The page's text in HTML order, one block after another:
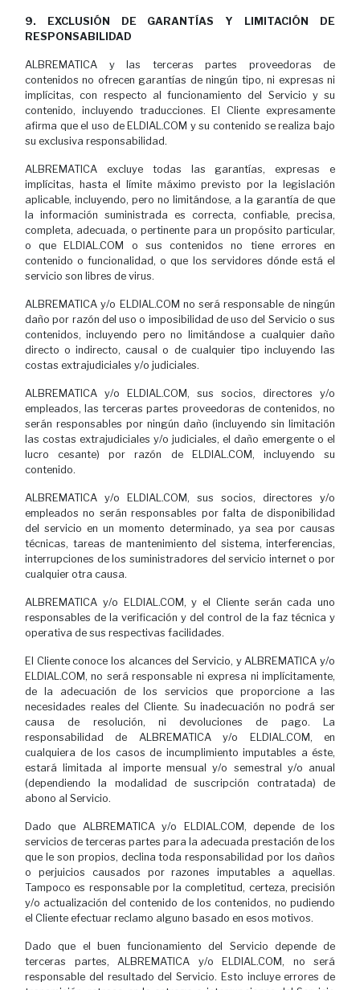
9. EXCLUSIÓN DE GARANTÍAS Y LIMITACIÓN DE
RESPONSABILIDAD
ALBREMATICA y las terceras partes proveedoras de
contenidos no ofrecen garantías de ningún tipo, ni expresas ni
implícitas, con respecto al funcionamiento del Servicio y su
contenido, incluyendo traducciones. El Cliente expresamente
afirma que el uso de ELDIAL.COM y su contenido se realiza bajo
su exclusiva responsabilidad.
ALBREMATICA excluye todas las garantías, expresas e
implícitas, hasta el límite máximo previsto por la legislación
aplicable, incluyendo, pero no limitándose, a la garantía de que
la información suministrada es correcta, confiable, precisa,
completa, adecuada, o pertinente para un propósito particular,
o que ELDIAL.COM o sus contenidos no tiene errores en
contenido o funcionalidad, o que los servidores dónde está el
servicio son libres de virus.
ALBREMATICA y/o ELDIAL.COM no será responsable de ningún
daño por razón del uso o imposibilidad de uso del Servicio o sus
contenidos, incluyendo pero no limitándose a cualquier daño
directo o indirecto, causal o de cualquier tipo incluyendo las
costas extrajudiciales y/o judiciales.
ALBREMATICA y/o ELDIAL.COM, sus socios, directores y/o
empleados, las terceras partes proveedoras de contenidos, no
serán responsables por ningún daño (incluyendo sin limitación
las costas extrajudiciales y/o judiciales, el daño emergente o el
lucro cesante) por razón de ELDIAL.COM, incluyendo su
contenido.
ALBREMATICA y/o ELDIAL.COM, sus socios, directores y/o
empleados no serán responsables por falta de disponibilidad
del servicio en un momento determinado, ya sea por causas
técnicas, tareas de mantenimiento del sistema, interferencias,
interrupciones de los suministradores del servicio internet o por
cualquier otra causa.
ALBREMATICA y/o ELDIAL.COM, y el Cliente serán cada uno
responsables de la verificación y del control de la faz técnica y
operativa de sus respectivas facilidades.
El Cliente conoce los alcances del Servicio, y ALBREMATICA y/o
ELDIAL.COM, no será responsable ni expresa ni implícitamente,
de la adecuación de los servicios que proporcione a las
necesidades reales del Cliente. Su inadecuación no podrá ser
causa de resolución, ni devoluciones de pago. La
responsabilidad de ALBREMATICA y/o ELDIAL.COM, en
cualquiera de los casos de incumplimiento imputables a éste,
estará limitada al importe mensual y/o semestral y/o anual
(dependiendo la modalidad de suscripción contratada) de
abono al Servicio.
Dado que ALBREMATICA y/o ELDIAL.COM, depende de los
servicios de terceras partes para la adecuada prestación de los
que le son propios, declina toda responsabilidad por los daños
o perjuicios causados por razones imputables a aquellas.
Tampoco es responsable por la completitud, certeza, precisión
y/o actualización del contenido de los contenidos, no pudiendo
el Cliente efectuar reclamo alguno basado en esos motivos.
Dado que el buen funcionamiento del Servicio depende de
terceras partes, ALBREMATICA y/o ELDIAL.COM, no será
responsable del resultado del Servicio. Esto incluye errores de